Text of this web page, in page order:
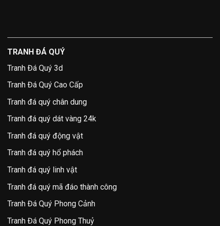
TRANH ĐÁ QUÝ
Tranh Đá Quý 3d
Tranh Đá Quý Cao Cấp
Tranh đá quý chân dung
Tranh đá quý dát vàng 24k
Tranh đá quý động vật
Tranh đá quý hổ phách
Tranh đá quý linh vật
Tranh đá quý mã đáo thành công
Tranh Đá Quý Phong Cảnh
Tranh Đá Quý Phong Thuỷ